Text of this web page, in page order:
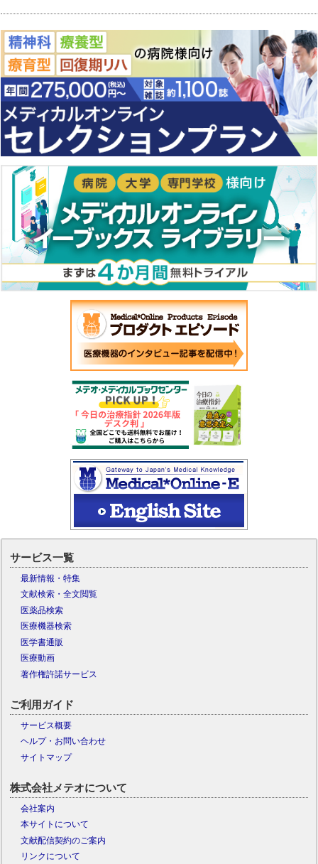
サービス一覧
最新情報・特集
文献検索・全文閲覧
医薬品検索
医療機器検索
医学書通販
医療動画
著作権許諾サービス
ご利用ガイド
サービス概要
ヘルプ・お問い合わせ
サイトマップ
株式会社メテオについて
会社案内
本サイトについて
文献配信契約のご案内
リンクについて